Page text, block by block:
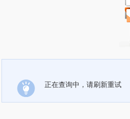
正在查询中，请刷新重试